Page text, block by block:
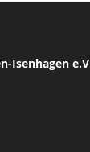
Isenhagen e.V